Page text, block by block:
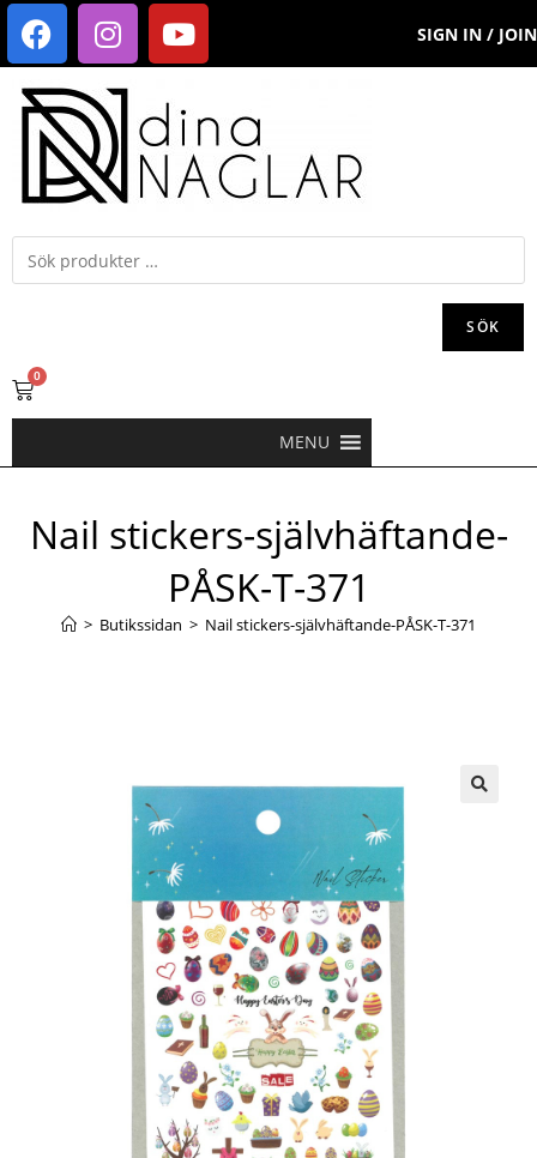
SIGN IN / JOIN
SÖK
0
MENU
Nail stickers-självhäftande-
PÅSK-T-371
> Butikssidan > Nail stickers-självhäftande-PÅSK-T-371